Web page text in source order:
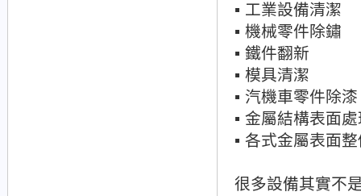
▪ 工業設備清潔
▪ 機械零件除鏽
▪ 鐵件翻新
▪ 模具清潔
▪ 汽機車零件除漆
▪ 金屬結構表面處
▪ 各式金屬表面整
很多設備其實不